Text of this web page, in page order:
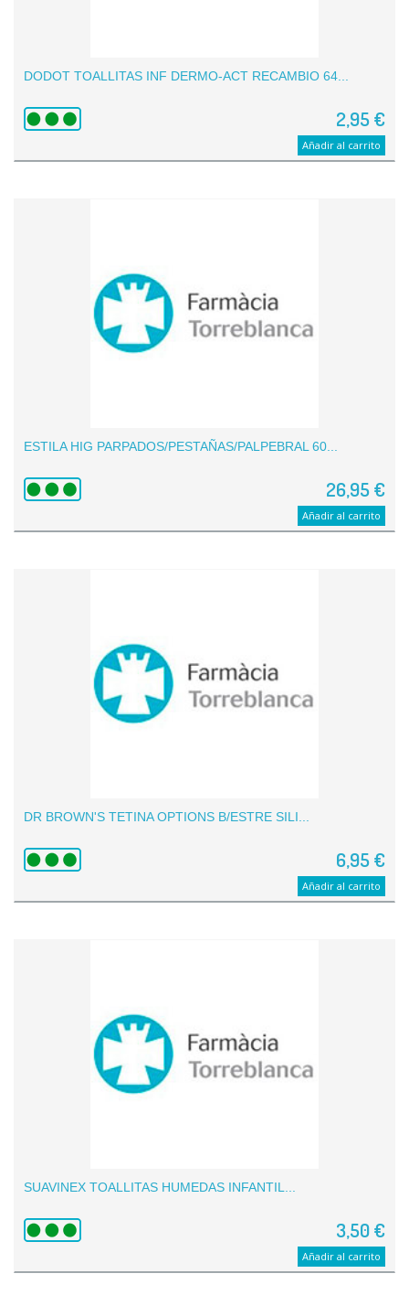
DODOT TOALLITAS INF DERMO-ACT RECAMBIO 64...
2,95 €
Añadir al carrito
ESTILA HIG PARPADOS/PESTAÑAS/PALPEBRAL 60...
26,95 €
Añadir al carrito
DR BROWN'S TETINA OPTIONS B/ESTRE SILI...
6,95 €
Añadir al carrito
SUAVINEX TOALLITAS HUMEDAS INFANTIL...
3,50 €
Añadir al carrito